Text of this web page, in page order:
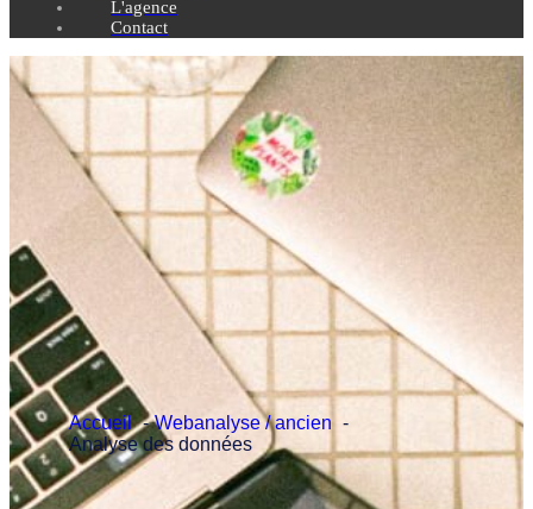
L'agence
Contact
Accueil
Webanalyse / ancien
Analyse des données